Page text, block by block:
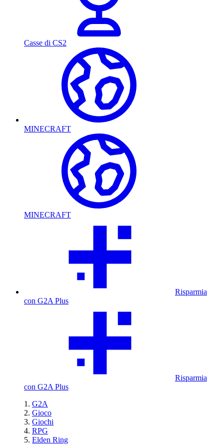
Casse di CS2
MINECRAFT
MINECRAFT
Risparmia
con G2A Plus
Risparmia
con G2A Plus
G2A
Gioco
Giochi
RPG
Elden Ring